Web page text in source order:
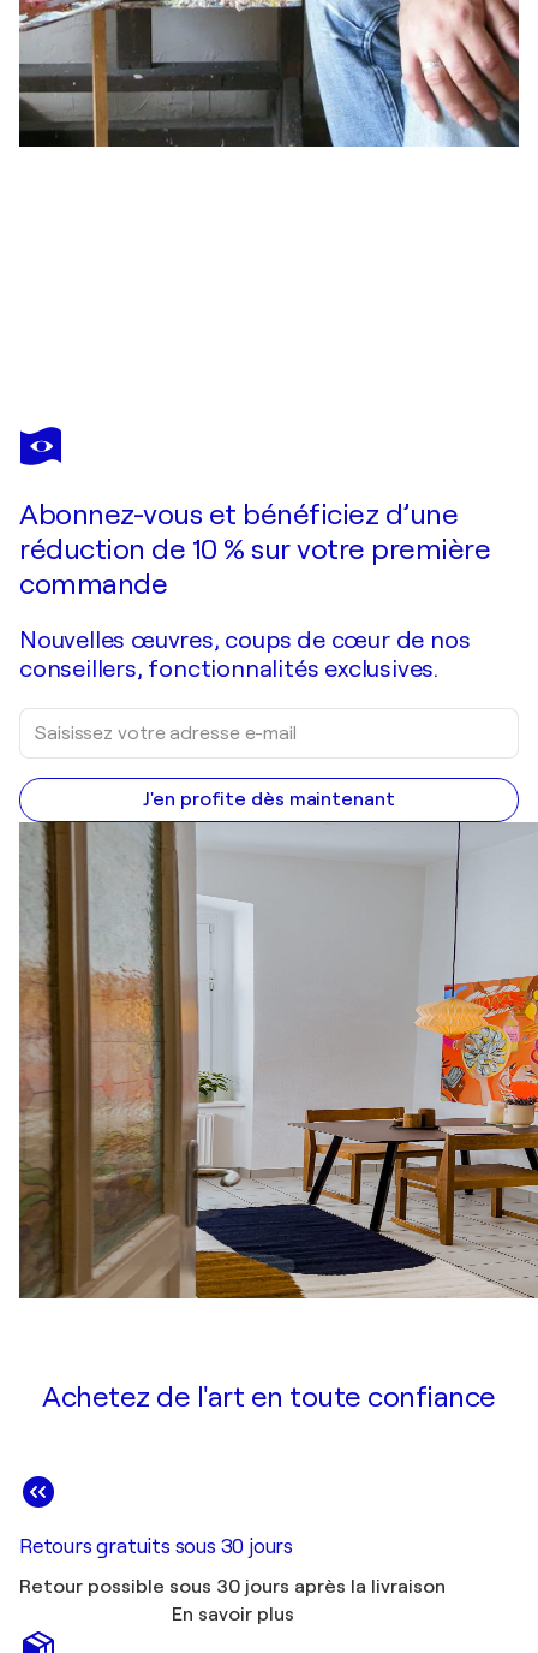
NICOLAI
OSTAPENCO
Je passe commande
Abonnez-vous et bénéficiez d’une
réduction de 10 % sur votre première
commande
Nouvelles œuvres, coups de cœur de nos
conseillers, fonctionnalités exclusives.
J'en profite dès maintenant
Achetez de l'art en toute confiance
Retours gratuits sous 30 jours
Retour possible sous 30 jours après la livraison
En savoir plus